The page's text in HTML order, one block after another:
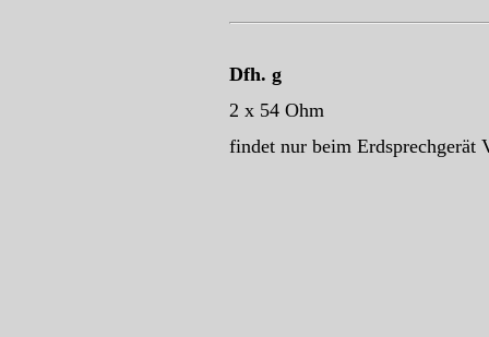
Dfh. g
2 x 54 Ohm
findet nur beim Erdsprechgerät